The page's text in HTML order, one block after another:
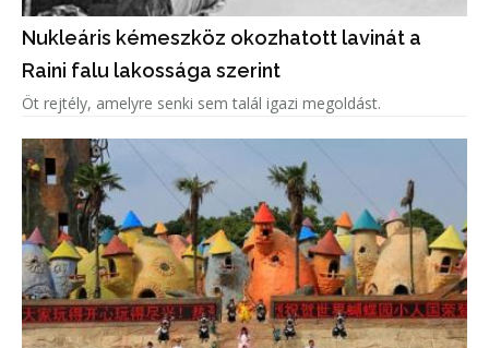
Nukleáris kémeszköz okozhatott lavinát a
Raini falu lakossága szerint
Öt rejtély, amelyre senki sem talál igazi megoldást.